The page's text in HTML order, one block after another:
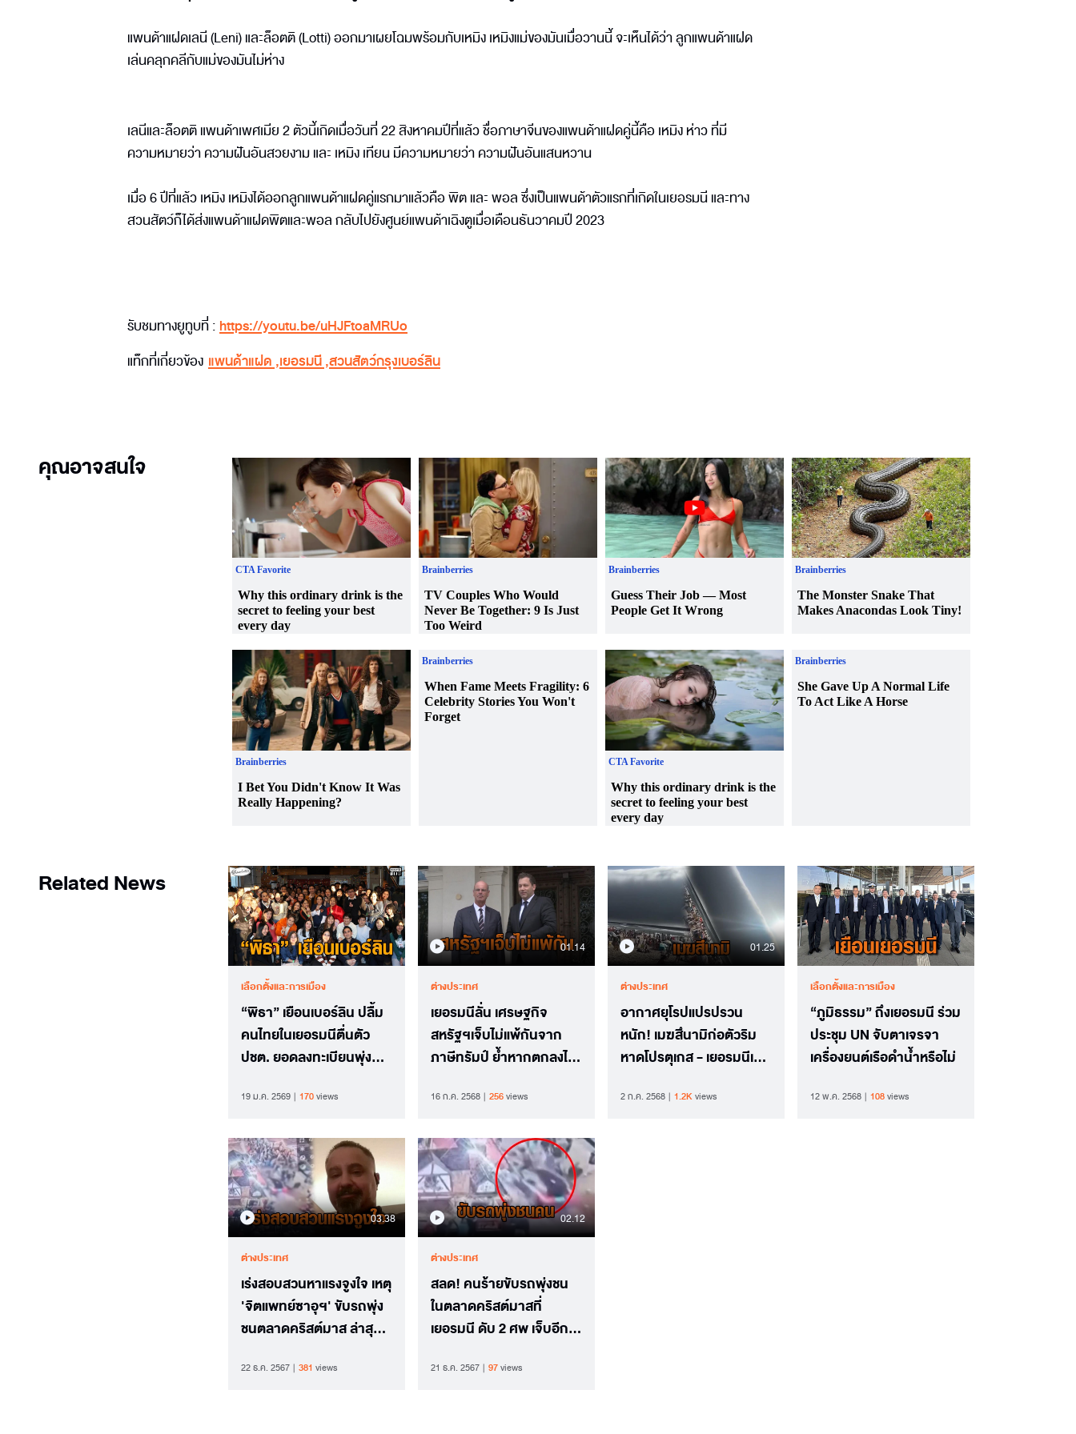
แพนด้าแฝดเลนี (Leni) และล็อตติ (Lotti) ออกมาเผยโฉมพร้อมกับเหมิง เหมิงแม่ของมันเมื่อวานนี้ จะเห็นได้ว่า ลูกแพนด้าแฝด
เล่นคลุกคลีกับแม่ของมันไม่ห่าง
เลนีและล็อตติ แพนด้าเพศเมีย 2 ตัวนี้เกิดเมื่อวันที่ 22 สิงหาคมปีที่แล้ว ชื่อภาษาจีนของแพนด้าแฝดคู่นี้คือ เหมิง ห่าว ที่มี
ความหมายว่า ความฝันอันสวยงาม และ เหมิง เทียน มีความหมายว่า ความฝันอันแสนหวาน
เมื่อ 6 ปีที่แล้ว เหมิง เหมิงได้ออกลูกแพนด้าแฝดคู่แรกมาแล้วคือ พิต และ พอล ซึ่งเป็นแพนด้าตัวแรกที่เกิดในเยอรมนี และทาง
สวนสัตว์ก็ได้ส่งแพนด้าแฝดพิตและพอล กลับไปยังศูนย์แพนด้าเฉิงตูเมื่อเดือนธันวาคมปี 2023
รับชมทางยูทูบที่ : https://youtu.be/uHJFtoaMRUo
แท็กที่เกี่ยวข้อง แพนด้าแฝด ,เยอรมนี,สวนสัตว์กรุงเบอร์ลิน
คุณอาจสนใจ
Related News
เลือกตั้งและการเมือง
“พิธา” เยือนเบอร์ลิน ปลื้ม
คนไทยในเยอรมนีตื่นตัว
ปชต. ยอดลงทะเบียนพุ่ง
19 ม.ค. 2569 170views
01.14
ต่างประเทศ
เยอรมนีลั่น เศรษฐกิจ
สหรัฐฯเจ็บไม่แพ้กันจาก
ภาษีทรัมป์ ย้ำหากตกลงไม่
ตอบโต้
16 ก.ค. 2568 256views
01.25
ต่างประเทศ
อากาศยุโรปแปรปรวน
หนัก! เมฆสึนามิก่อตัวริม
หาดโปรตุเกส - เยอรมนีเจอ
2 ก.ค. 2568 1.2Kviews
เลือกตั้งและการเมือง
“ภูมิธรรม” ถึงเยอรมนี ร่วม
ประชุม UN จับตาเจรจา
เครื่องยนต์เรือดำน้ำหรือไม่
12 พ.ค. 2568 108views
03.38
ต่างประเทศ
เร่งสอบสวนหาแรงจูงใจ เหตุ
'จิตแพทย์ซาอุฯ' ขับรถพุ่ง
ชนตลาดคริสต์มาส ล่าสุด
22 ธ.ค. 2567 381 views
02.12
ต่างประเทศ
สลด! คนร้ายขับรถพุ่งชน
ในตลาดคริสต์มาสที่
เยอรมนี ดับ 2 ศพ เจ็บอีก
21 ธ.ค. 2567 97views